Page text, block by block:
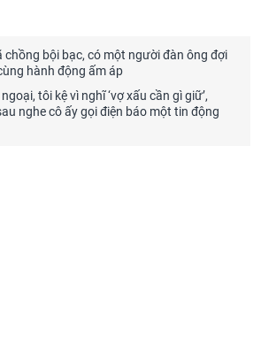
chồng bội bạc, có một người đàn ông đợi
hành động ấm áp
tôi kệ vì nghĩ ‘vợ xấu cần gì giữ’,
nghe cô ấy gọi điện báo một tin động